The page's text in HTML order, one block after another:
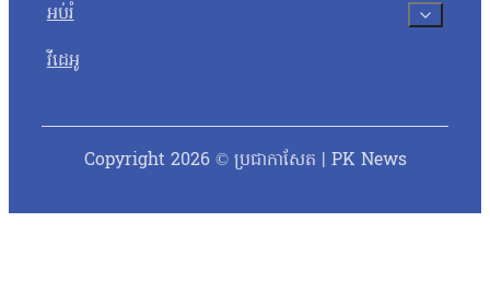
អប់រំ
វីដេអូ
Copyright 2026 © ប្រជាកាសែត | PK News